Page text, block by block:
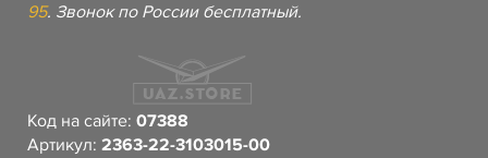
95. Звонок по России бесплатный.
Код на сайте: 07388
Артикул: 2363-22-3103015-00